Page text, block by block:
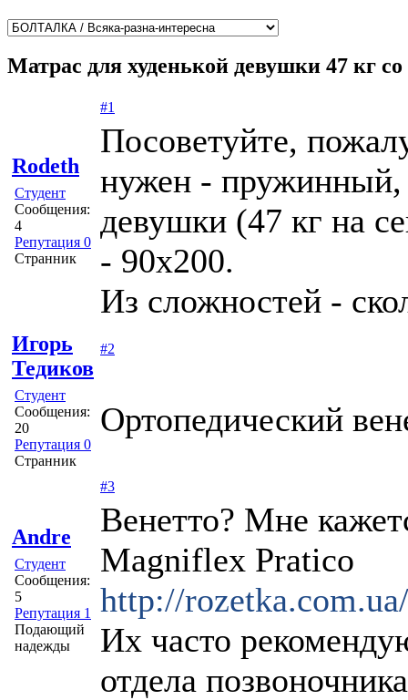
Матрас для худенькой девушки 47 кг
Rodeth
Студент
Сообщения:
4
Репутация 0
Странник
#1
Посоветуйте,
нужен - пружинный,
девушки (47 кг на
- 90х200.
Из сложностей -
Игорь
Тедиков
Студент
Сообщения:
20
Репутация 0
Странник
#2
Ортопедический
Andre
Студент
Сообщения:
5
Репутация 1
Подающий
надежды
#3
Венетто? Мне
Magniflex Pratico
http://
Их часто
отдела